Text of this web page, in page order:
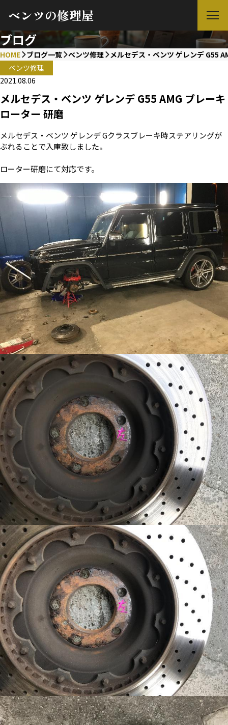
ベンツの修理屋
ブログ
HOME ブログ一覧 ベンツ修理
メルセデス・ベンツ ゲレンデ G55
ベンツ修理
2021.08.06
メルセデス・ベンツ ゲレンデ G55 AMG ブレーキ
ローター 研磨
メルセデス・ベンツ ゲレンデ Gクラスブレーキ時ステアリングが
ぶれることで入庫致しました。
ローター研磨にて対応です。